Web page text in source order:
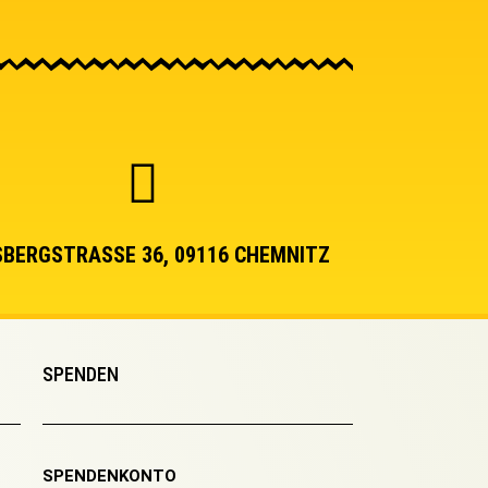
36, 09116 CHEMNITZ
SPENDEN
SPENDENKONTO